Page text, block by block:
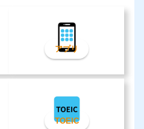
アプリ
TOEIC